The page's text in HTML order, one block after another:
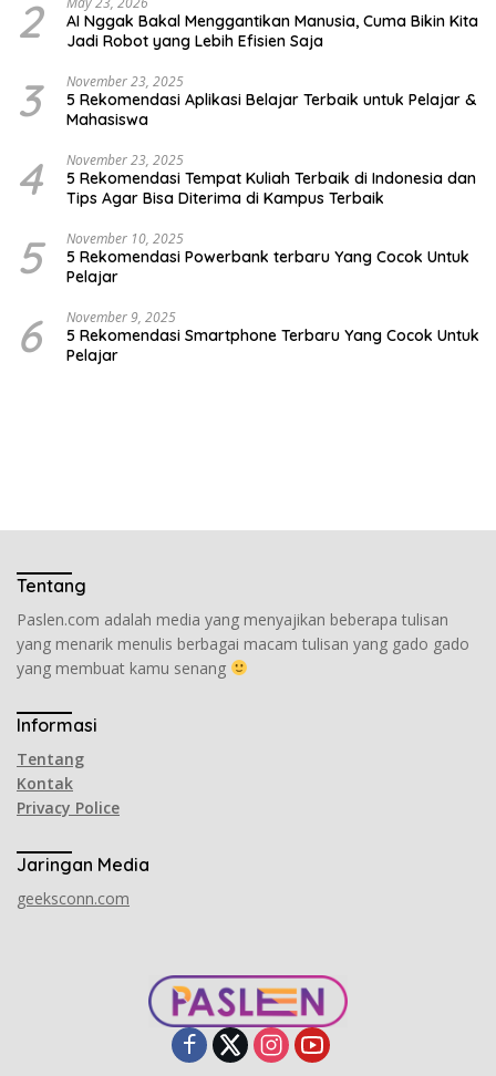
2
AI Nggak Bakal Menggantikan Manusia, Cuma Bikin Kita
Jadi Robot yang Lebih Efisien Saja
3 November 23, 2025
5 Rekomendasi Aplikasi Belajar Terbaik untuk Pelajar &
Mahasiswa
4 November 23, 2025
5 Rekomendasi Tempat Kuliah Terbaik di Indonesia dan
Tips Agar Bisa Diterima di Kampus Terbaik
5 November 10, 2025
5 Rekomendasi Powerbank terbaru Yang Cocok Untuk
Pelajar
6 November 9, 2025
5 Rekomendasi Smartphone Terbaru Yang Cocok Untuk
Pelajar
Tentang
Paslen.com adalah media yang menyajikan beberapa tulisan
yang menarik menulis berbagai macam tulisan yang gado gado
yang membuat kamu senang
Informasi
Tentang
Kontak
Privacy Police
Jaringan Media
geeksconn.com